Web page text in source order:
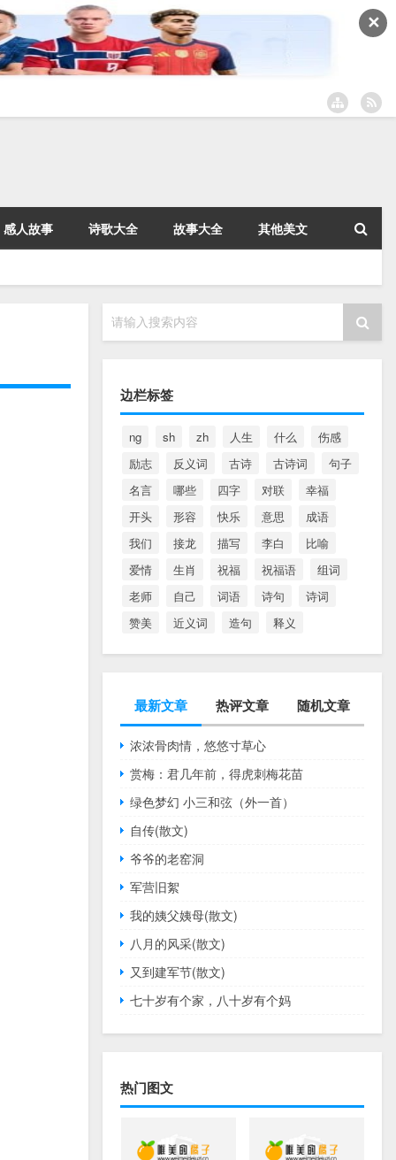
✕
感人故事 诗歌大全 故事大全 其他美文
请输入搜索内容
边栏标签
ng sh zh 人生 什么
伤感
励志
反义词 古诗 古诗词
句子
名言
哪些 四字 对联
幸福
开头
形容 快乐 意思
成语
我们
接龙 描写 李白
比喻
爱情
生肖 祝福 祝福语
组词
老师
自己 词语 诗句
诗词
赞美
近义词 造句 释义
最新文章 热评文章 随机文章
浓浓骨肉情，悠悠寸草心
赏梅：君几年前，得虎刺梅花苗
绿色梦幻 小三和弦（外一首）
自传(散文)
爷爷的老窑洞
军营旧絮
我的姨父姨母(散文)
八月的风采(散文)
又到建军节(散文)
七十岁有个家，八十岁有个妈
热门图文